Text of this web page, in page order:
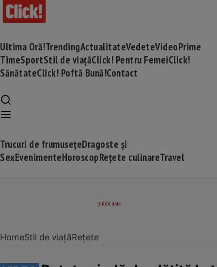
Ultima Oră!TrendingActualitateVedeteVideoPrime
TimeSportStil de viațăClick! Pentru FemeiClick!
SănătateClick! Poftă Bună!Contact
Trucuri de frumusețeDragoste și
SexEvenimenteHoroscopRețete culinareTravel
HomeStil de viațăRețete